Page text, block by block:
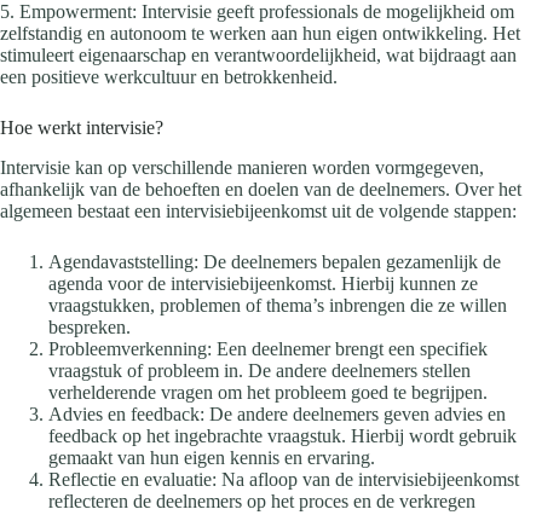
5. Empowerment: Intervisie geeft professionals de mogelijkheid om
zelfstandig en autonoom te werken aan hun eigen ontwikkeling. Het
stimuleert eigenaarschap en verantwoordelijkheid, wat bijdraagt aan
een positieve werkcultuur en betrokkenheid.
Hoe werkt intervisie?
Intervisie kan op verschillende manieren worden vormgegeven,
afhankelijk van de behoeften en doelen van de deelnemers. Over het
algemeen bestaat een intervisiebijeenkomst uit de volgende stappen:
Agendavaststelling: De deelnemers bepalen gezamenlijk de
agenda voor de intervisiebijeenkomst. Hierbij kunnen ze
vraagstukken, problemen of thema’s inbrengen die ze willen
bespreken.
Probleemverkenning: Een deelnemer brengt een specifiek
vraagstuk of probleem in. De andere deelnemers stellen
verhelderende vragen om het probleem goed te begrijpen.
Advies en feedback: De andere deelnemers geven advies en
feedback op het ingebrachte vraagstuk. Hierbij wordt gebruik
gemaakt van hun eigen kennis en ervaring.
Reflectie en evaluatie: Na afloop van de intervisiebijeenkomst
reflecteren de deelnemers op het proces en de verkregen